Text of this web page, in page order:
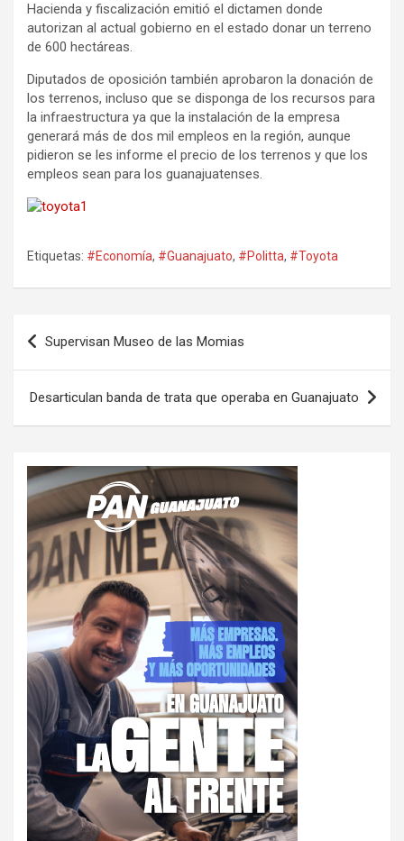
Hacienda y fiscalización emitió el dictamen donde
autorizan al actual gobierno en el estado donar un terreno
de 600 hectáreas.
Diputados de oposición también aprobaron la donación de
los terrenos, incluso que se disponga de los recursos para
la infraestructura ya que la instalación de la empresa
generará más de dos mil empleos en la región, aunque
pidieron se les informe el precio de los terrenos y que los
empleos sean para los guanajuatenses.
Etiquetas: #Economía, #Guanajuato, #Politta, #Toyota
Navegación
de
entradas
Supervisan Museo de las Momias
Desarticulan banda de trata que operaba en Guanajuato